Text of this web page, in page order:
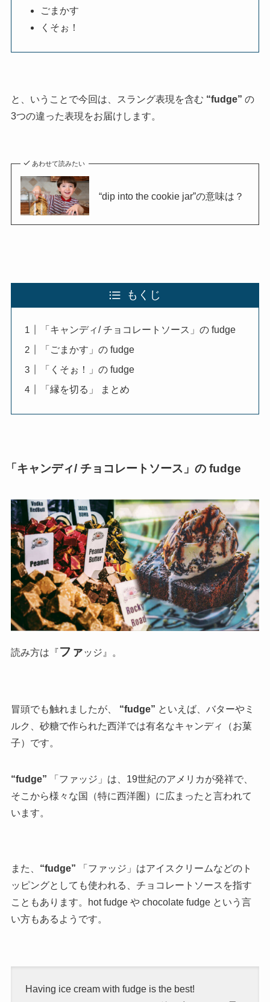
ごまかす
くそぉ！
と、いうことで今回は、スラング表現を含む “fudge” の
3つの違った表現をお届けします。
あわせて読みたい
“dip into the cookie jar”の意味は？
もくじ
「キャンディ/ チョコレートソース」の fudge
「ごまかす」の fudge
「くそぉ！」の fudge
「縁を切る」 まとめ
「キャンディ/ チョコレートソース」の fudge
読み方は『ファッジ』。
冒頭でも触れましたが、 “fudge” といえば、バターやミ
ルク、砂糖で作られた西洋では有名なキャンディ（お菓
子）です。
“fudge” 「ファッジ」は、19世紀のアメリカが発祥で、
そこから様々な国（特に西洋圏）に広まったと言われて
います。
また、 “fudge” 「ファッジ」はアイスクリームなどのト
ッピングとしても使われる、チョコレートソースを指す
こともあります。hot fudge や chocolate fudge という言
い方もあるようです。
Having ice cream with fudge is the best!